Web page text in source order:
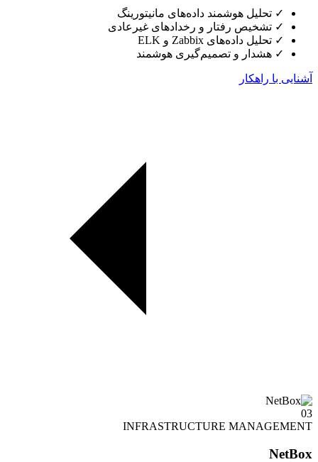
✓ تحلیل هوشمند داده‌های مانیتورینگ
✓ تشخیص رفتار و رخدادهای غیرعادی
✓ تحلیل داده‌های Zabbix و ELK
✓ هشدار و تصمیم‌گیری هوشمند
آشنایی با راهکار
03
INFRASTRUCTURE MANAGEMENT
NetBox